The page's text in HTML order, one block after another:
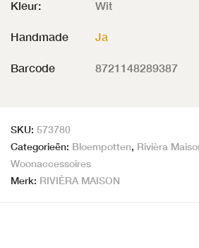
Kleur: Wit
Handmade Ja
Barcode 8721148289387
SKU: 573780
Categorieën: Bloempotten, Rivièra
Woonaccessoires
Merk: RIVIÈRA MAISON